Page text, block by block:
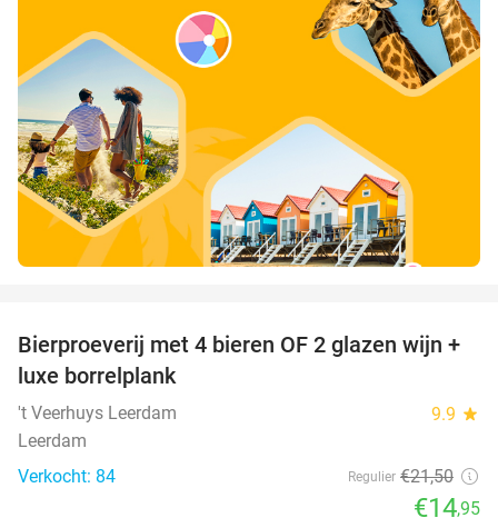
30%
Bierproeverij met 4 bieren OF 2 glazen wijn +
luxe borrelplank
't Veerhuys Leerdam 9.9 star
Leerdam
Verkocht: 84
Regulier €21,50
€14,95